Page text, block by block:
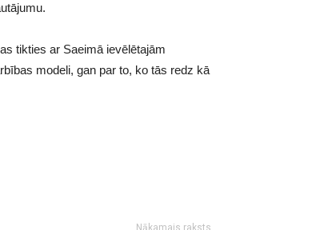
tikties ar Saeimā ievēlētajām
modeli, gan par to, ko tās redz kā